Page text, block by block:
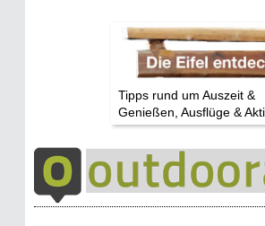
Tipps rund um Auszeit &
Genießen, Ausflüge &